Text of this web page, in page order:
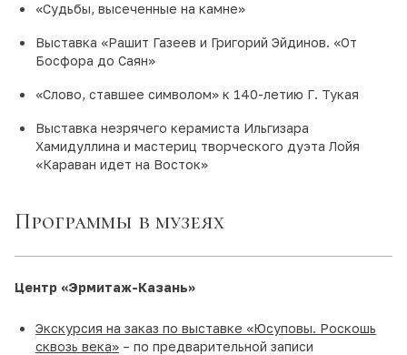
«Судьбы, высеченные на камне»
Выставка «Рашит Газеев и Григорий Эйдинов. «От
Босфора до Саян»
«Слово, ставшее символом» к 140-летию Г. Тукая
Выставка незрячего керамиста Ильгизара
Хамидуллина и мастериц творческого дуэта Лойя
«Караван идет на Восток»
Программы в музеях
Центр «Эрмитаж-Казань»
Экскурсия на заказ по выставке «Юсуповы. Роскошь
сквозь века» – по предварительной записи